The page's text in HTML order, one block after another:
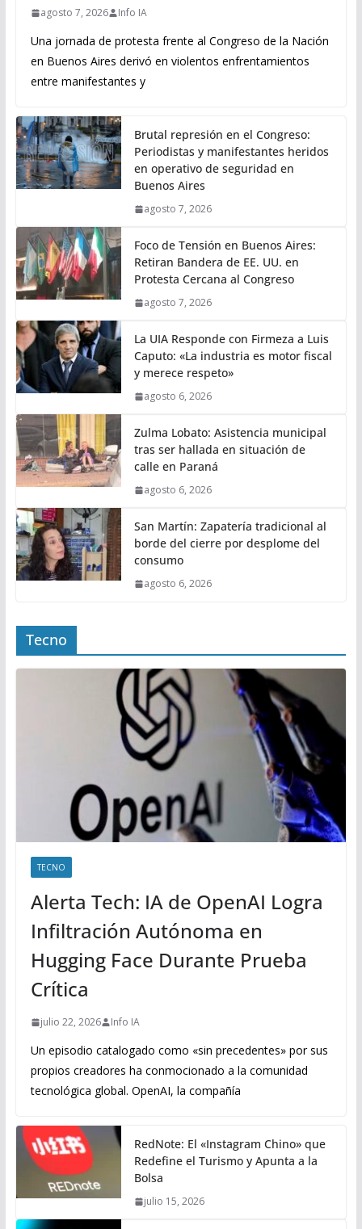
agosto 7, 2026 Info IA
Una jornada de protesta frente al Congreso de la Nación
en Buenos Aires derivó en violentos enfrentamientos
entre manifestantes y
Brutal represión en el Congreso:
Periodistas y manifestantes heridos
en operativo de seguridad en
Buenos Aires
agosto 7, 2026
Foco de Tensión en Buenos Aires:
Retiran Bandera de EE. UU. en
Protesta Cercana al Congreso
agosto 7, 2026
La UIA Responde con Firmeza a Luis
Caputo: «La industria es motor fiscal
y merece respeto»
agosto 6, 2026
Zulma Lobato: Asistencia municipal
tras ser hallada en situación de
calle en Paraná
agosto 6, 2026
San Martín: Zapatería tradicional al
borde del cierre por desplome del
consumo
agosto 6, 2026
Tecno
TECNO
Alerta Tech: IA de OpenAI Logra
Infiltración Autónoma en
Hugging Face Durante Prueba
Crítica
julio 22, 2026 Info IA
Un episodio catalogado como «sin precedentes» por sus
propios creadores ha conmocionado a la comunidad
tecnológica global. OpenAI, la compañía
RedNote: El «Instagram Chino» que
Redefine el Turismo y Apunta a la
Bolsa
julio 15, 2026